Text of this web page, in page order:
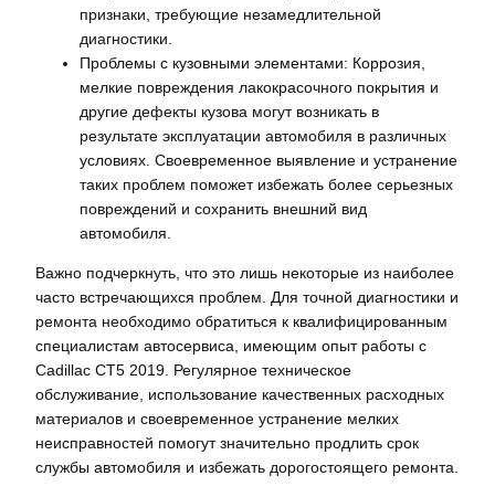
признаки, требующие незамедлительной
диагностики.
Проблемы с кузовными элементами: Коррозия,
мелкие повреждения лакокрасочного покрытия и
другие дефекты кузова могут возникать в
результате эксплуатации автомобиля в различных
условиях. Своевременное выявление и устранение
таких проблем поможет избежать более серьезных
повреждений и сохранить внешний вид
автомобиля.
Важно подчеркнуть, что это лишь некоторые из наиболее
часто встречающихся проблем. Для точной диагностики и
ремонта необходимо обратиться к квалифицированным
специалистам автосервиса, имеющим опыт работы с
Cadillac CT5 2019. Регулярное техническое
обслуживание, использование качественных расходных
материалов и своевременное устранение мелких
неисправностей помогут значительно продлить срок
службы автомобиля и избежать дорогостоящего ремонта.